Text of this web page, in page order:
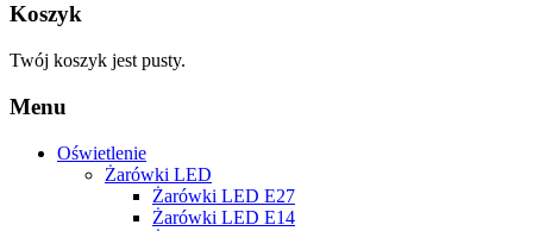
Koszyk
Twój koszyk jest pusty.
Menu
Oświetlenie
Żarówki LED
Żarówki LED E27
Żarówki LED E14